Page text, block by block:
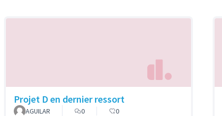
Projet D en dernier ressort
AGUILAR 0 0